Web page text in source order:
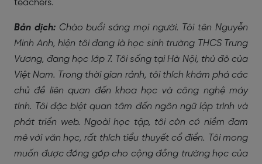
teachers.
Bản dịch: Chào buổi sáng mọi người. Tôi tên Nguyễn
Minh Anh, hiện tôi đang là học sinh trường THCS Trưng
Vương, đang học lớp 7. Tôi sống tại Hà Nội, thủ đô của
Việt Nam. Trong thời gian rảnh, tôi thích khám phá các
chủ đề liên quan đến khoa học và công nghệ máy
tính. Tôi đặc biệt quan tâm đến ngôn ngữ lập trình và
phát triển web. Ngoài học tập, tôi còn có niềm đam
mê với văn học, rất thích tiểu thuyết cổ điển. Tôi mong
muốn được đóng góp cho cộng đồng trường học của